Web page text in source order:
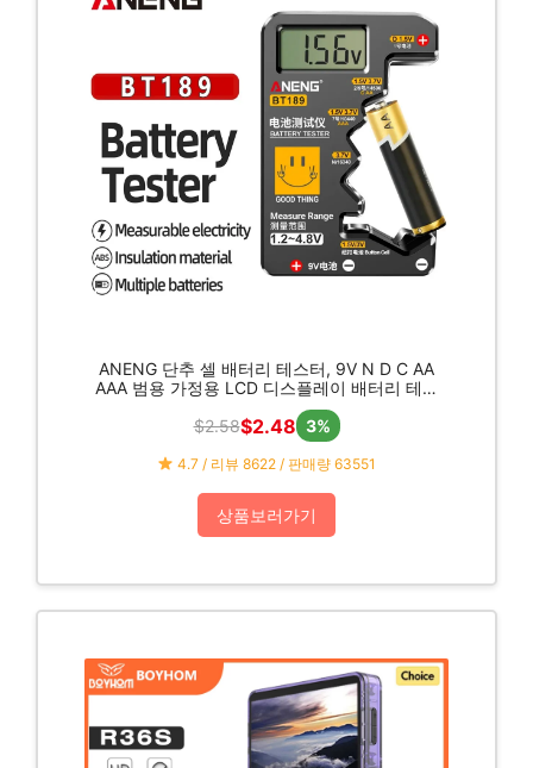
ANENG 단추 셀 배터리 테스터, 9V N D C AA
AAA 범용 가정용 LCD 디스플레이 배터리 테스
터, 보조배터리 감지기 도구, BT189
$2.58$2.48 3%
4.7 / 리뷰 8622 / 판매량 63551
상품보러가기